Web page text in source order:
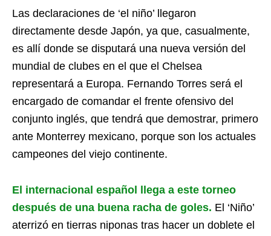
Las declaraciones de ‘el niño’ llegaron
directamente desde Japón, ya que, casualmente,
es allí donde se disputará una nueva versión del
mundial de clubes en el que el Chelsea
representará a Europa. Fernando Torres será el
encargado de comandar el frente ofensivo del
conjunto inglés, que tendrá que demostrar, primero
ante Monterrey mexicano, porque son los actuales
campeones del viejo continente.
El internacional español llega a este torneo
después de una buena racha de goles. El ‘Niño’
aterrizó en tierras niponas tras hacer un doblete el